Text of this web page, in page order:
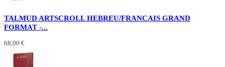
TALMUD ARTSCROLL HEBREU/FRANCAIS GRAND
FORMAT -...
68,00 €